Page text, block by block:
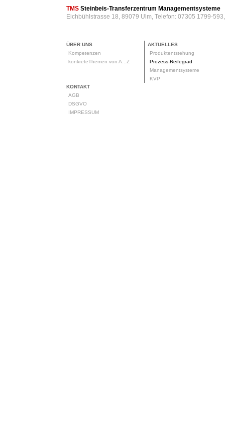
TMS Steinbeis-Transferzentrum Managementsysteme
Eichbühlstrasse 18, 89079 Ulm, Telefon: 07305 1799-
ÜBER UNS
Kompetenzen
konkreteThemen von A...Z
AKTUELLES
Produktentstehung
Prozess-Reifegrad
Managementsysteme
KVP
KONTAKT
AGB
DSGVO
IMPRESSUM